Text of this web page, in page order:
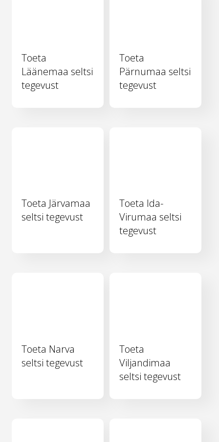
Toeta
Läänemaa seltsi
tegevust
Toeta
Pärnumaa seltsi
tegevust
Toeta Järvamaa
seltsi tegevust
Toeta Ida-
Virumaa seltsi
tegevust
Toeta Narva
seltsi tegevust
Toeta
Viljandimaa
seltsi tegevust